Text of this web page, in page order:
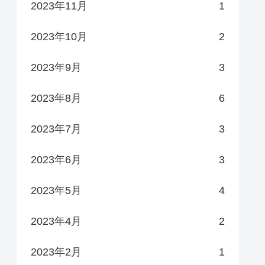
2023年11月 1
2023年10月 2
2023年9月 3
2023年8月 6
2023年7月 3
2023年6月 3
2023年5月 4
2023年4月 2
2023年2月 1